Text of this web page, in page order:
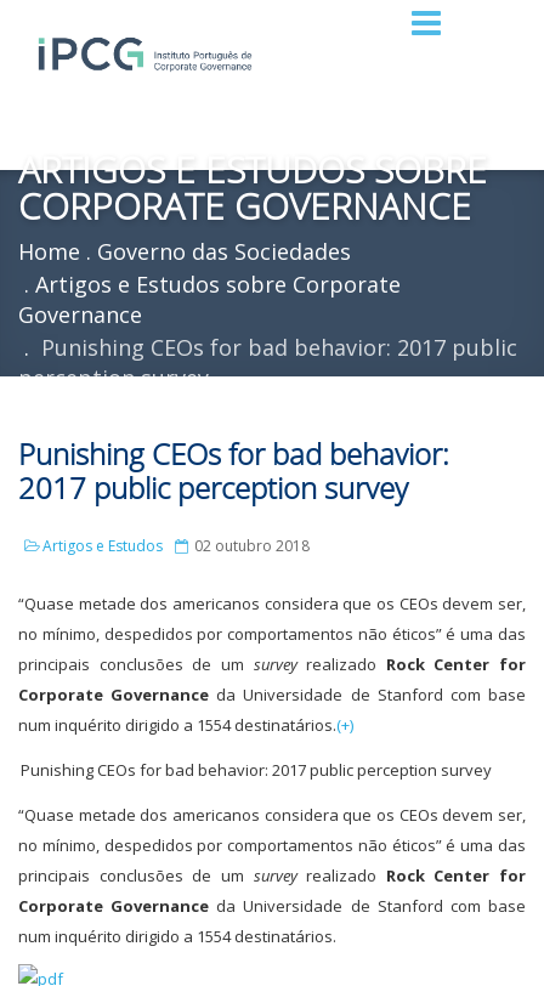
ARTIGOS E ESTUDOS SOBRE
CORPORATE GOVERNANCE
Home
Governo das Sociedades
Artigos e Estudos sobre Corporate
Governance
Punishing CEOs for bad behavior: 2017 public
perception survey
Punishing CEOs for bad behavior:
2017 public perception survey
Artigos e Estudos 02 outubro 2018
“Quase metade dos americanos considera que os CEOs devem ser,
no mínimo, despedidos por comportamentos não éticos” é uma das
principais conclusões de um surveyrealizado Rock Center for
Corporate Governance da Universidade de Stanford com base
num inquérito dirigido a 1554 destinatários.(+)
Punishing CEOs for bad behavior: 2017 public perception survey
“Quase metade dos americanos considera que os CEOs devem ser,
no mínimo, despedidos por comportamentos não éticos” é uma das
principais conclusões de um surveyrealizado Rock Center for
Corporate Governance da Universidade de Stanford com base
num inquérito dirigido a 1554 destinatários.